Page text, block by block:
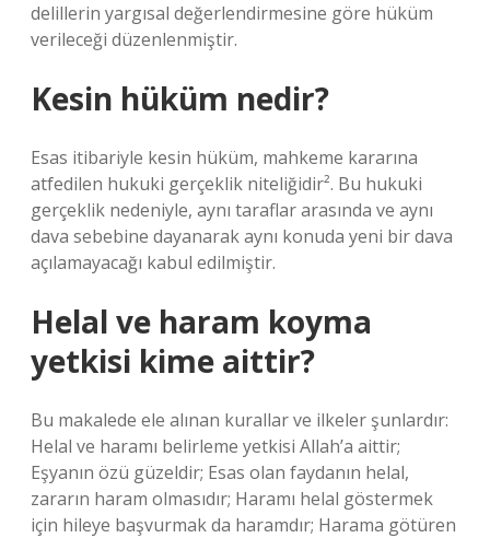
delillerin yargısal değerlendirmesine göre hüküm
verileceği düzenlenmiştir.
Kesin hüküm nedir?
Esas itibariyle kesin hüküm, mahkeme kararına
atfedilen hukuki gerçeklik niteliğidir². Bu hukuki
gerçeklik nedeniyle, aynı taraflar arasında ve aynı
dava sebebine dayanarak aynı konuda yeni bir dava
açılamayacağı kabul edilmiştir.
Helal ve haram koyma
yetkisi kime aittir?
Bu makalede ele alınan kurallar ve ilkeler şunlardır:
Helal ve haramı belirleme yetkisi Allah’a aittir;
Eşyanın özü güzeldir; Esas olan faydanın helal,
zararın haram olmasıdır; Haramı helal göstermek
için hileye başvurmak da haramdır; Harama götüren